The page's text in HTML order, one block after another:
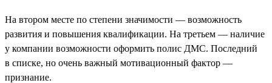
На втором месте по степени значимости — возможность
развития и повышения квалификации. На третьем — наличие
у компании возможности оформить полис ДМС. Последний
в списке, но очень важный мотивационный фактор —
признание.